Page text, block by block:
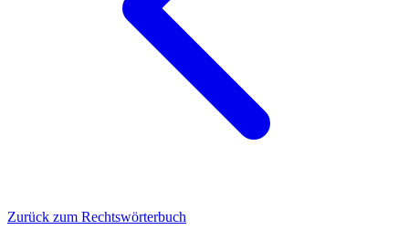
Zurück zum Rechtswörterbuch